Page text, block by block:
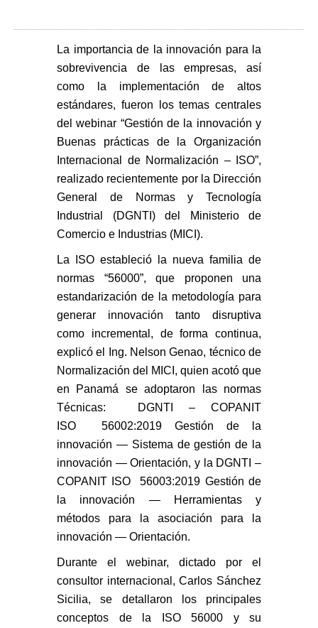
La importancia de la innovación para la
sobrevivencia de las empresas, así
como la implementación de altos
estándares, fueron los temas centrales
del webinar “Gestión de la innovación y
Buenas prácticas de la Organización
Internacional de Normalización – ISO”,
realizado recientemente por la Dirección
General de Normas y Tecnología
Industrial (DGNTI) del Ministerio de
Comercio e Industrias (MICI).
La ISO estableció la nueva familia de
normas “56000”, que proponen una
estandarización de la metodología para
generar innovación tanto disruptiva
como incremental, de forma continua,
explicó el Ing. Nelson Genao, técnico de
Normalización del MICI, quien acotó que
en Panamá se adoptaron las normas
Técnicas: DGNTI – COPANIT
ISO 56002:2019 Gestión de la
innovación — Sistema de gestión de la
innovación — Orientación, y la DGNTI –
COPANIT ISO 56003:2019 Gestión de
la innovación — Herramientas y
métodos para la asociación para la
innovación — Orientación.
Durante el webinar, dictado por el
consultor internacional, Carlos Sánchez
Sicilia, se detallaron los principales
conceptos de la ISO 56000 y su